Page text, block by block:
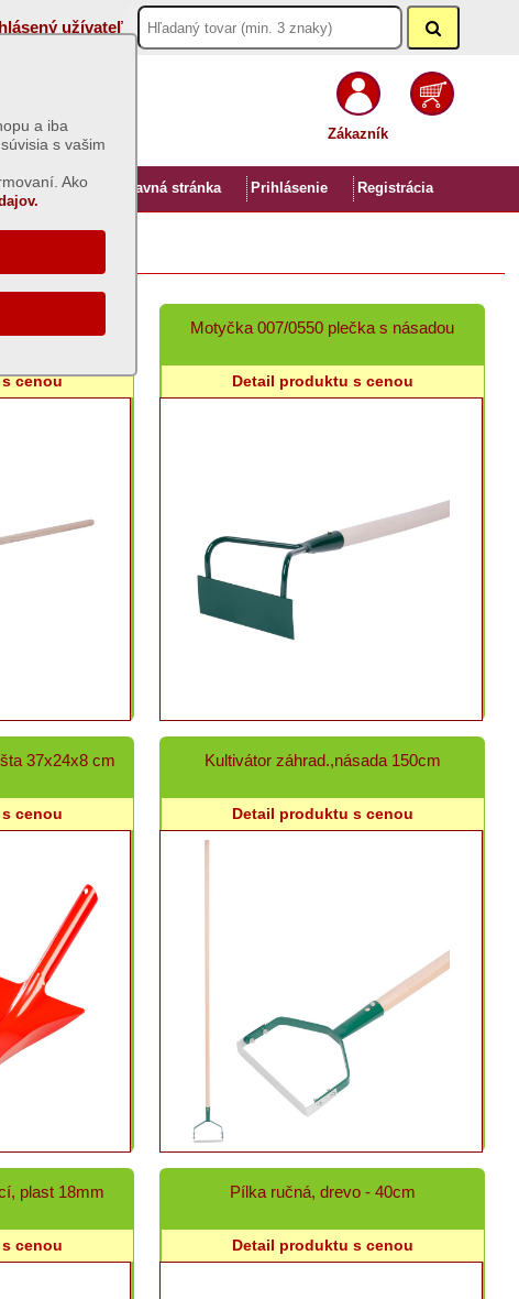
užívateľ
Zákazník
Úvod Hlavná stránka Prihlásenie Registrácia
a iba
s vašim
Ako
cenou
Motyčka 007/0550 plečka s násadou
Detail produktu s cenou
37x24x8 cm
cenou
Kultivátor záhrad.,násada 150cm
Detail produktu s cenou
plast 18mm
cenou
Pílka ručná, drevo - 40cm
Detail produktu s cenou